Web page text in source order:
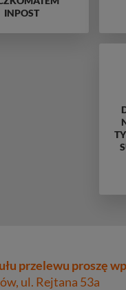
INPOST
przelewu proszę
ul. Rejtana 53a